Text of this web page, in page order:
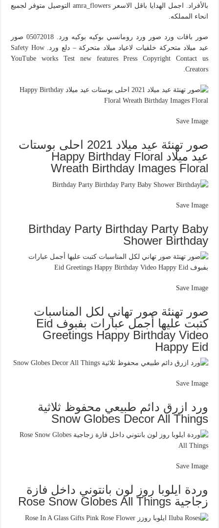
بالأفراد. اجمل الهدايا باقل الاسعر amra_flowers التوصيل متوفر لجميع
انحاء المملكه.
صور باقات ورد صور ورد رومانسي بوكيه بوكيه ورد. 05072018 صور
عيد ميلاد متحركة خلفيات لاعياد ميلاد متحركة – دلع ورد. Safety How
YouTube works Test new features Press Copyright Contact us
Creators.
Save Image
صور تهنئة عيد ميلاد 2021 احلى بوستات
عيد ميلاد Happy Birthday Floral
Wreath Birthday Images Floral
Save Image
Birthday Party Birthday Party Baby
Shower Birthday
Save Image
صور تهنئة صور تهاني لكل المناسبات
كتبت عليها أجمل عبارات بفبوف Eid
Greetings Happy Birthday Video
Happy Eid
Save Image
ورد ازرق دائم طبيعي محفوظ ثلاثية
Snow Globes Decor All Things
Save Image
وردة ايلوبا روز لون بانتوني داخل فازة
زجاجية Rose Snow Globes All Things